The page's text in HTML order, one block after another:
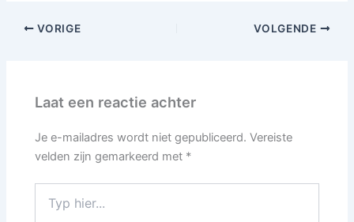
VORIGE VOLGENDE
Laat een reactie achter
Je e-mailadres wordt niet gepubliceerd. Vereiste
velden zijn gemarkeerd met *
hier...